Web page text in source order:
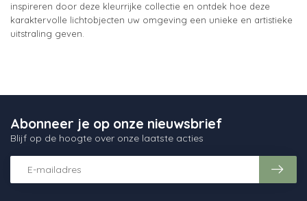
inspireren door deze kleurrijke collectie en ontdek hoe deze
karaktervolle lichtobjecten uw omgeving een unieke en artistieke
uitstraling geven.
Abonneer je op onze nieuwsbrief
Blijf op de hoogte over onze laatste acties